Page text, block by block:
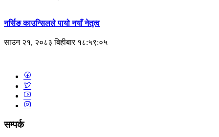
नर्सिङ काउन्सिलले पायो नयाँ नेतृत्व
साउन २१, २०८३ बिहीबार १८:५९:०५
सम्पर्क